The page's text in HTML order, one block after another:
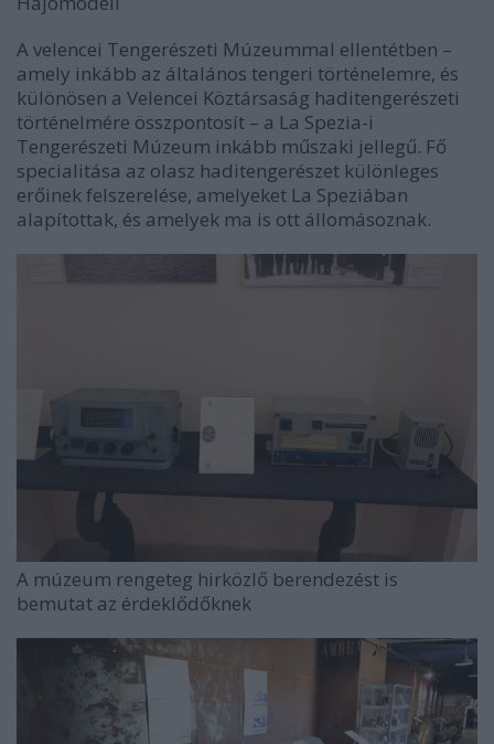
A velencei Tengerészeti Múzeummal ellentétben –
amely inkább az általános tengeri történelemre, és
különösen a Velencei Köztársaság haditengerészeti
történelmére összpontosít – a La Spezia-i
Tengerészeti Múzeum inkább műszaki jellegű. Fő
specialitása az olasz haditengerészet különleges
erőinek felszerelése, amelyeket La Speziában
alapítottak, és amelyek ma is ott állomásoznak.
A múzeum rengeteg hirközlő berendezést is
bemutat az érdeklődőknek